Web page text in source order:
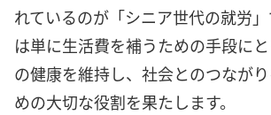
れているのが「シニア世代の就労
は単に生活費を補うための手段に
の健康を維持し、社会とのつなが
めの大切な役割を果たします。